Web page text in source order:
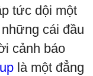
tức dội một
cái đầu
cảnh báo
là một đẳng